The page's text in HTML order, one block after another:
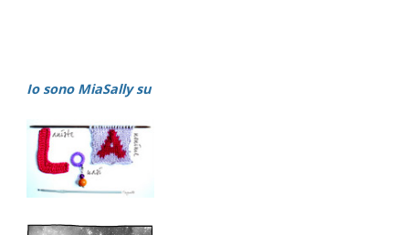
Io sono MiaSally su